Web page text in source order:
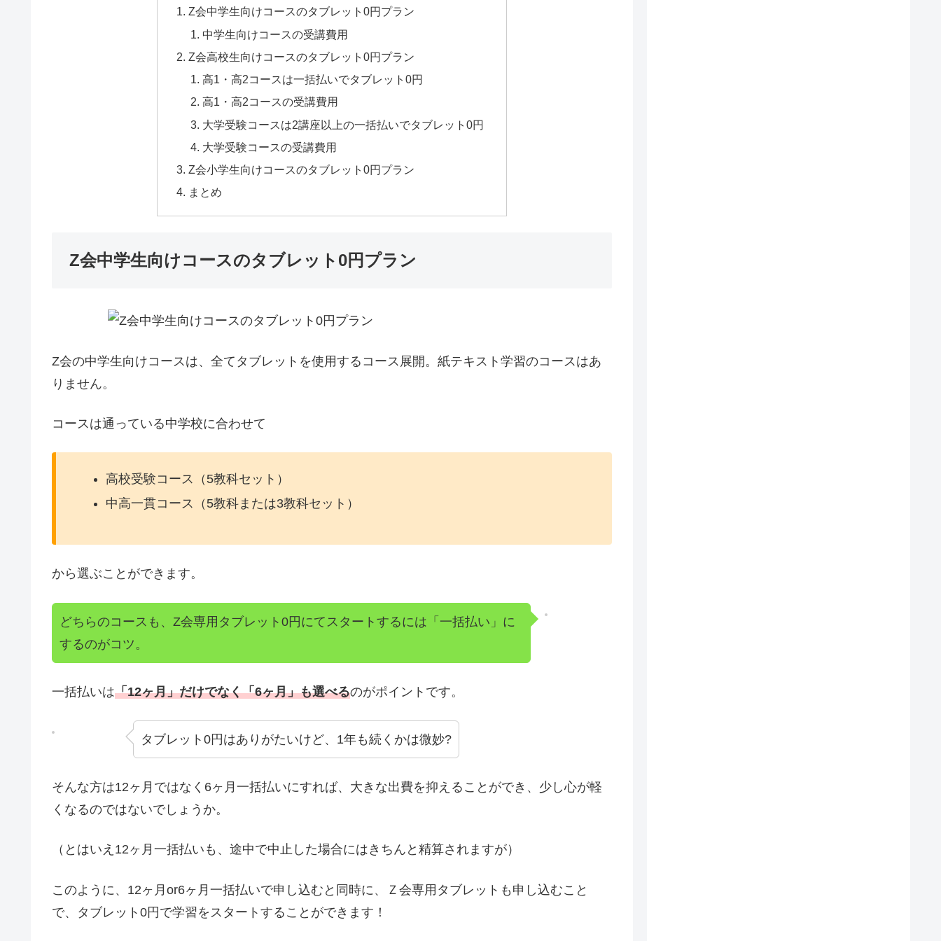
Z会中学生向けコースのタブレット0円プラン
中学生向けコースの受講費用
Z会高校生向けコースのタブレット0円プラン
高1・高2コースは一括払いでタブレット0円
高1・高2コースの受講費用
大学受験コースは2講座以上の一括払いでタブレット0円
大学受験コースの受講費用
Z会小学生向けコースのタブレット0円プラン
まとめ
Z会中学生向けコースのタブレット0円プラン
Z会の中学生向けコースは、全てタブレットを使用するコース展開。紙テキスト学習のコースはあ
りません。
コースは通っている中学校に合わせて
高校受験コース（5教科セット）
中高一貫コース（5教科または3教科セット）
から選ぶことができます。
どちらのコースも、Z会専用タブレット0円にてスタートするには「一括払い」に
するのがコツ。
一括払いは「12ヶ月」だけでなく「6ヶ月」も選べるのがポイントです。
タブレット0円はありがたいけど、1年も続くかは微妙?
そんな方は12ヶ月ではなく6ヶ月一括払いにすれば、大きな出費を抑えることができ、少し心が軽
くなるのではないでしょうか。
（とはいえ12ヶ月一括払いも、途中で中止した場合にはきちんと精算されますが）
このように、12ヶ月or6ヶ月一括払いで申し込むと同時に、Ｚ会専用タブレットも申し込むこと
で、タブレット0円で学習をスタートすることができます！